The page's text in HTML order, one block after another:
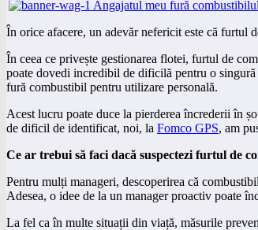
În orice afacere, un adevăr nefericit este că furtul
În ceea ce privește gestionarea flotei, furtul de
poate dovedi incredibil de dificilă pentru o singură
fură combustibil pentru utilizare personală.
Acest lucru poate duce la pierderea încrederii în
de dificil de identificat, noi, la Fomco GPS, am
Ce ar trebui să faci dacă suspectezi furtul de
Pentru mulți manageri, descoperirea că
Adesea, o idee de la un manager proactiv poate
La fel ca în multe situații din viață, măsurile